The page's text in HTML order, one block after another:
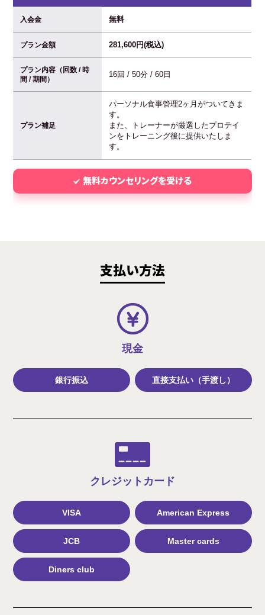
入会金 無料
プラン金額 281,600円(税込)
プラン内容（回数 / 時
間 / 期間）
16回 / 50分 / 60日
プラン補足
パーソナル食事管理2ヶ月がついてきま
す。
また、トレーナーが厳選したプロテイ
ンをトレーニング後に提供いたしま
す。
無料カウンセリングを受ける
支払い方法
現金
銀行振込 直接支払い（手渡し）
クレジット カード
VISA American Express
JCB Master cards
Diners club